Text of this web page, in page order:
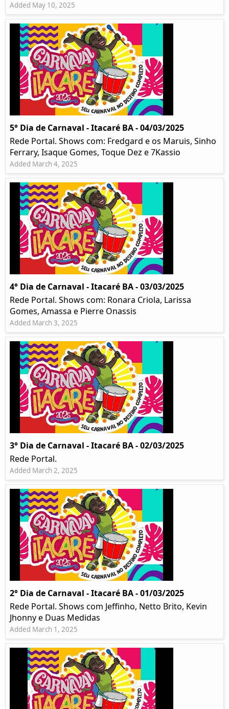
Added May 10, 2025
5° Dia de Carnaval - Itacaré BA - 04/03/2025
Rede Portal. Shows com: Fredgard e os Maruis, Sinho
Ferrary, Isaque Gomes, Toque Dez e 7Kassio
Added March 4, 2025
4° Dia de Carnaval - Itacaré BA - 03/03/2025
Rede Portal. Shows com: Ronara Criola, Larissa
Gomes, Amassa e Pierre Onassis
Added March 3, 2025
3° Dia de Carnaval - Itacaré BA - 02/03/2025
Rede Portal.
Added March 2, 2025
2° Dia de Carnaval - Itacaré BA - 01/03/2025
Rede Portal. Shows com Jeffinho, Netto Brito, Kevin
Jhonny e Duas Medidas
Added March 1, 2025